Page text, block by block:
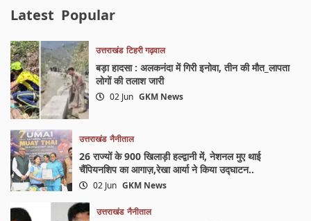
Latest Popular
उत्तराखंड टिहरी गढ़वाल
बड़ा हादसा : अलकनंदा में गिरी इनोवा, तीन की मौत_लापता
लोगों की तलाश जारी
02 Jun GKM News
उत्तराखंड नैनीताल
26 राज्यों के 900 खिलाड़ी हल्द्वानी में, नेशनल मुए थाई
चैंपियनशिप का आगाज़,रेखा आर्या ने किया उद्घाटन..
02 Jun GKM News
उत्तराखंड नैनीताल